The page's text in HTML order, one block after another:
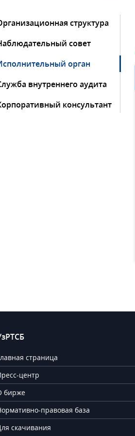
структура
совет
орган
внутреннего аудита
консультант
страница
центр
бирже
правовая база
скачивания